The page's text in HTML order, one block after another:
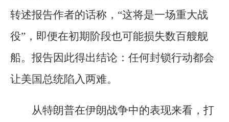
转述报告作者的话称，“这将是一场重大战
役”，即便在初期阶段也可能损失数百艘舰
船。报告因此得出结论：任何封锁行动都会
让美国总统陷入两难。
从特朗普在伊朗战争中的表现来看，打